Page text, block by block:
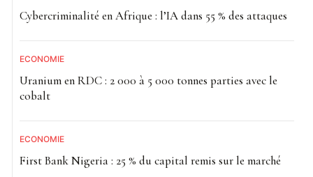
Cybercriminalité en Afrique : l’IA dans 55 % des attaques
ECONOMIE
Uranium en RDC : 2 000 à 5 000 tonnes parties avec le
cobalt
ECONOMIE
First Bank Nigeria : 25 % du capital remis sur le marché